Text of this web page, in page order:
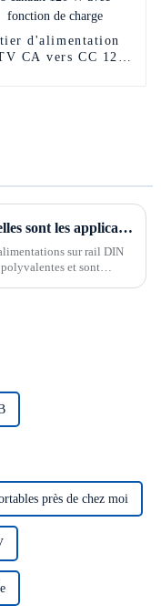
d'alimentation
CA vers CC 12
Quelles sont les applications de l’alimentation sur rail DIN ?
sur rail DIN
et sont
près de chez moi